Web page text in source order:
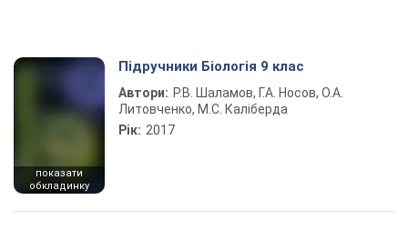
показати
обкладинку
Підручники Біологія 9 клас
Автори: Р.В. Шаламов, Г.А. Носов, О.А.
Литовченко, М.С. Каліберда
Рік: 2017